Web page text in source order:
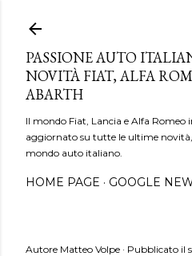
PASSIONE AUTO
NOVITÀ FIAT, ALFA
ABARTH
Il mondo Fiat, Lancia e Alfa Romeo
aggiornato su tutte le ultime
mondo auto italiano.
HOME PAGE GOOGLE
Autore Matteo Volpe Pubblicato il